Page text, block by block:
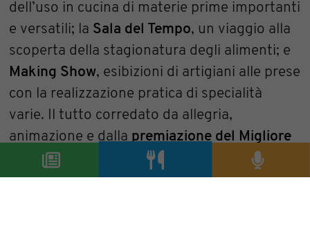
dell’uso in cucina di materie prime importanti
e versatili; la Sala del Tempo, un viaggio alla
scoperta della stagionatura degli alimenti; e
Making Show, esibizioni di artigiani alle prese
con la realizzazione pratica di specialità
varie. Il tutto corredato da allegria,
animazione e dalla premiazione del Migliore
Ristorante dell’Anno 2014
: il ristorante
Ispingoli di Dorgali (NU) che ha sbaragliato